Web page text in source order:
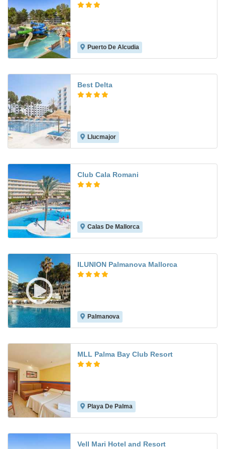
Puerto De Alcudia
Best Delta
Llucmajor
Club Cala Romani
Calas De Mallorca
ILUNION Palmanova Mallorca
Palmanova
MLL Palma Bay Club Resort
Playa De Palma
Vell Mari Hotel and Resort